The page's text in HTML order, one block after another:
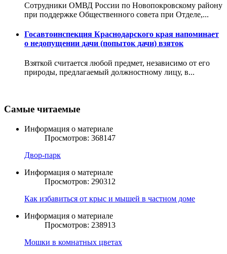
Сотрудники ОМВД России по Новопокровскому району
при поддержке Общественного совета при Отделе,...
Госавтоинспекция Краснодарского края напоминает
о недопущении дачи (попыток дачи) взяток
Взяткой считается любой предмет, независимо от его
природы, предлагаемый должностному лицу, в...
Самые читаемые
Информация о материале
Просмотров: 368147
Двор-парк
Информация о материале
Просмотров: 290312
Как избавиться от крыс и мышей в частном доме
Информация о материале
Просмотров: 238913
Мошки в комнатных цветах